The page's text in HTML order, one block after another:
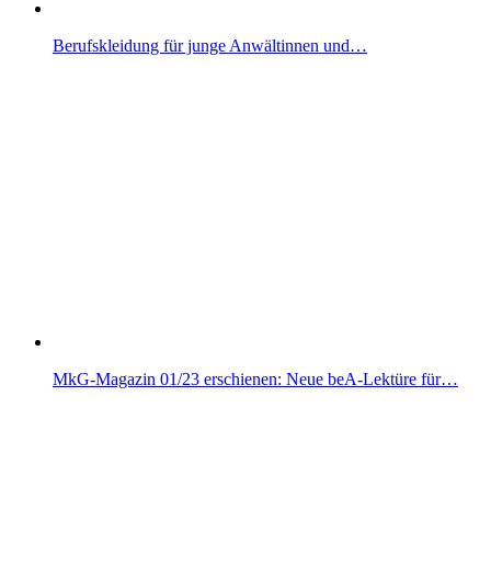
Berufskleidung für junge Anwältinnen und…
MkG-Magazin 01/23 erschienen: Neue beA-Lektüre für…